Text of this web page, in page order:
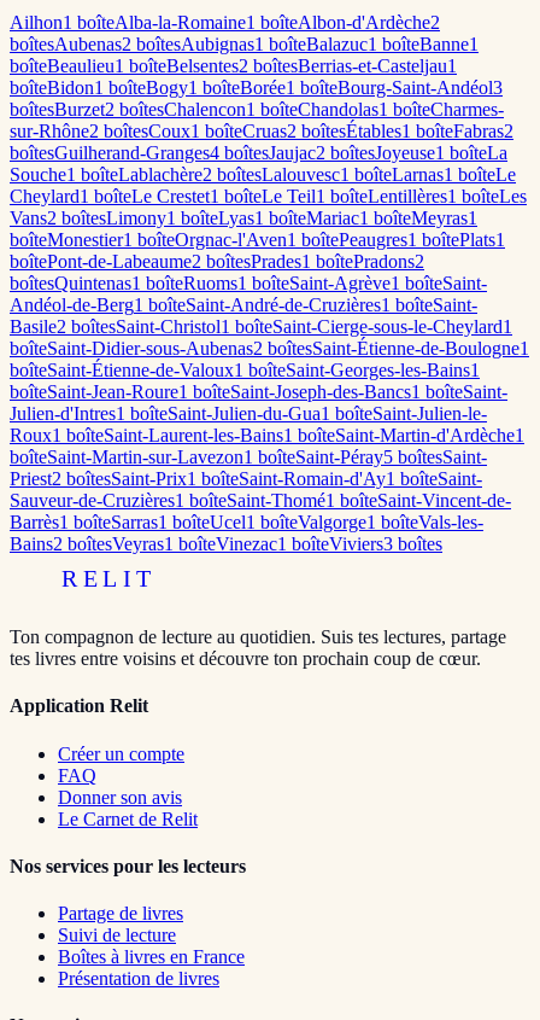
Ailhon1 boîteAlba-la-Romaine1 boîteAlbon-d'Ardèche2
boîtesAubenas2 boîtesAubignas1 boîteBalazuc1 boîteBanne1
boîteBeaulieu1 boîteBelsentes2 boîtesBerrias-et-Casteljau1
boîteBidon1 boîteBogy1 boîteBorée1 boîteBourg-Saint-Andéol3
boîtesBurzet2 boîtesChalencon1 boîteChandolas1 boîteCharmes-
sur-Rhône2 boîtesCoux1 boîteCruas2 boîtesÉtables1 boîteFabras2
boîtesGuilherand-Granges4 boîtesJaujac2 boîtesJoyeuse1 boîteLa
Souche1 boîteLablachère2 boîtesLalouvesc1 boîteLarnas1 boîteLe
Cheylard1 boîteLe Crestet1 boîteLe Teil1 boîteLentillères1 boîteLes
Vans2 boîtesLimony1 boîteLyas1 boîteMariac1 boîteMeyras1
boîteMonestier1 boîteOrgnac-l'Aven1 boîtePeaugres1 boîtePlats1
boîtePont-de-Labeaume2 boîtesPrades1 boîtePradons2
boîtesQuintenas1 boîteRuoms1 boîteSaint-Agrève1 boîteSaint-
Andéol-de-Berg1 boîteSaint-André-de-Cruzières1 boîteSaint-
Basile2 boîtesSaint-Christol1 boîteSaint-Cierge-sous-le-Cheylard1
boîteSaint-Didier-sous-Aubenas2 boîtesSaint-Étienne-de-Boulogne1
boîteSaint-Étienne-de-Valoux1 boîteSaint-Georges-les-Bains1
boîteSaint-Jean-Roure1 boîteSaint-Joseph-des-Bancs1 boîteSaint-
Julien-d'Intres1 boîteSaint-Julien-du-Gua1 boîteSaint-Julien-le-
Roux1 boîteSaint-Laurent-les-Bains1 boîteSaint-Martin-d'Ardèche1
boîteSaint-Martin-sur-Lavezon1 boîteSaint-Péray5 boîtesSaint-
Priest2 boîtesSaint-Prix1 boîteSaint-Romain-d'Ay1 boîteSaint-
Sauveur-de-Cruzières1 boîteSaint-Thomé1 boîteSaint-Vincent-de-
Barrès1 boîteSarras1 boîteUcel1 boîteValgorge1 boîteVals-les-
Bains2 boîtesVeyras1 boîteVinezac1 boîteViviers3 boîtes
RELIT
Ton compagnon de lecture au quotidien. Suis tes lectures, partage
tes livres entre voisins et découvre ton prochain coup de cœur.
Application Relit
Créer un compte
FAQ
Donner son avis
Le Carnet de Relit
Nos services pour les lecteurs
Partage de livres
Suivi de lecture
Boîtes à livres en France
Présentation de livres